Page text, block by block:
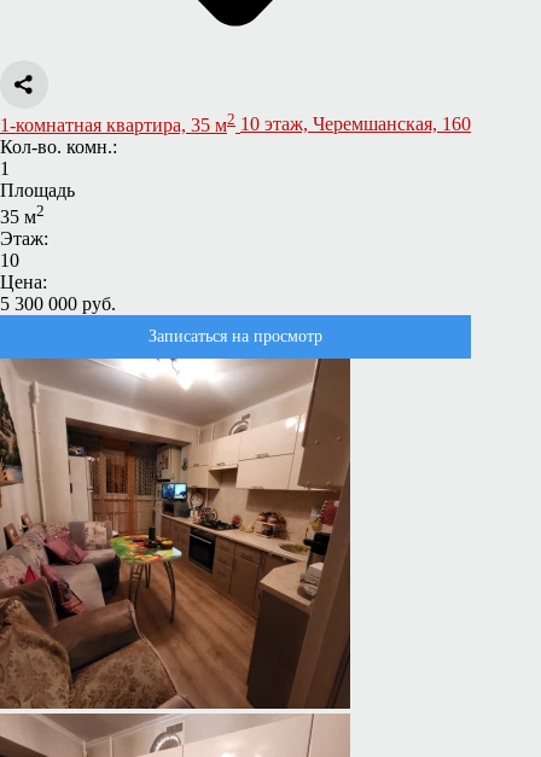
1-комнатная квартира, 35 м2 10 этаж, Черемшанская, 160
Кол-во. комн.:
1
Площадь
35 м2
Этаж:
10
Цена:
5 300 000 руб.
Записаться на просмотр